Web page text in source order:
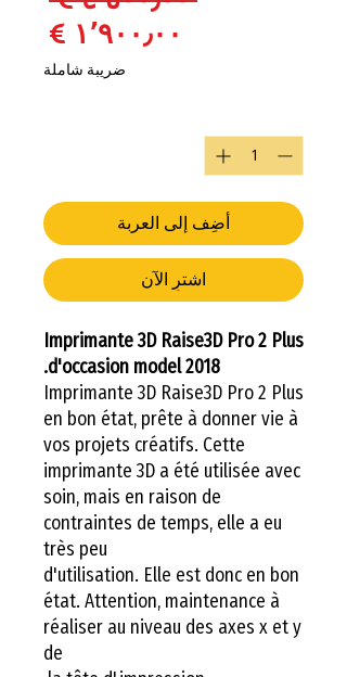
ضريبة شاملة
أضِف إلى العربة
اشترِ الآن
Imprimante 3D Raise3D Pro 2 Plus
d'occasion model 2018.
Imprimante 3D Raise3D Pro 2 Plus
en bon état, prête à donner vie à
vos projets créatifs. Cette
imprimante 3D a été utilisée avec
soin, mais en raison de
contraintes de temps, elle a eu
très peu
d'utilisation. Elle est donc en bon
état. Attention, maintenance à
réaliser au niveau des axes x et y
de